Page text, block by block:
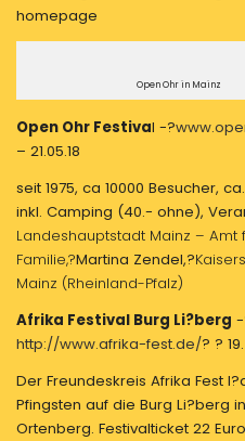
homepage
Open Ohr in Mainz
Open Ohr Festival -?
– 21.05.18
seit 1975, ca 10000 Besucher,
inkl. Camping (40.- ohne),
Landeshauptstadt Mainz – Amt
Familie,?Martina Zendel,?
Mainz (Rheinland-Pfalz)
Afrika Festival Burg Li?berg
http://www.afrika-fest.de/? ?
Der Freundeskreis Afrika Fest
Pfingsten auf die Burg Li?berg
Ortenberg. Festivalticket 22